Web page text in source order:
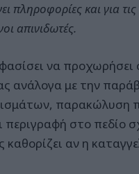
και για
απινιδωτές.
να προχωρήσει
ανάλογα με την
παρακώλυση
περιγραφή στο πεδίο
αν η